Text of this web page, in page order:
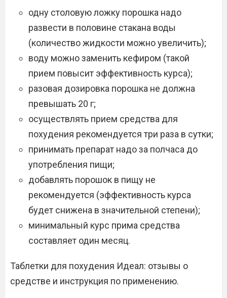
одну столовую ложку порошка надо
развести в половине стакана воды
(количество жидкости можно увеличить);
воду можно заменить кефиром (такой
прием повысит эффективность курса);
разовая дозировка порошка не должна
превышать 20 г;
осуществлять прием средства для
похудения рекомендуется три раза в сутки;
принимать препарат надо за полчаса до
употребления пищи;
добавлять порошок в пищу не
рекомендуется (эффективность курса
будет снижена в значительной степени);
минимальный курс прима средства
составляет один месяц.
Таблетки для похудения Идеал: отзывы о
средстве и инструкция по применению.